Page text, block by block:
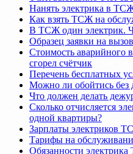
Нанять электрика в
Как взять ТСЖ на
В ТСЖ один электрик.
Образец заявки на
Стоимость аварийного
сгорел счётчик
Перечень бесплатных
Можно ли обойтись без
Что должен делать
Сколько отчисляется
одной квартиры?
Зарплаты электриков
Тарифы на
Обязанности